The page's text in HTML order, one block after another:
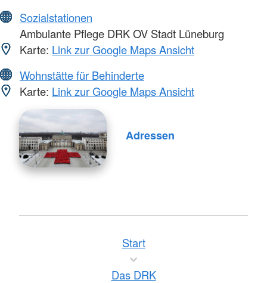
Sozialstationen
Ambulante Pflege DRK OV Stadt Lüneburg
Karte: Link zur Google Maps Ansicht
Wohnstätte für Behinderte
Karte: Link zur Google Maps Ansicht
Adressen
Start
Das DRK